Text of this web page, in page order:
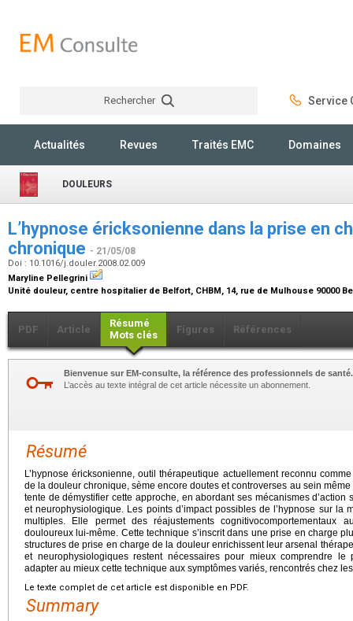
Rechercher Service
Actualités Revues Traités EMC Domaines
DOULEURS
L’hypnose éricksonienne dans la prise en
chronique - 21/05/08
Doi : 10.1016/j.douler.2008.02.009
Maryline Pellegrini
Unité douleur, centre hospitalier de Belfort, CHBM, 14, rue de Mulhouse 90000
PDF Article
Résumé
Mots clés
Figures Références
Bienvenue sur EM-consulte, la référence des professionnels de santé.
L’accès au texte intégral de cet article nécessite un abonnement.
Résumé
L’hypnose éricksonienne, outil thérapeutique actuellement reconnu
de la douleur chronique, sème encore doutes et controverses au sein
tente de démystifier cette approche, en abordant ses mécanismes
et neurophysiologique. Les points d’impact possibles de l’hypnose sur la
multiples. Elle permet des réajustements cognitivocomportementaux
douloureux lui-même. Cette technique s’inscrit dans une prise en charge
structures de prise en charge de la douleur enrichissent leur arsenal
et neurophysiologiques restent nécessaires pour mieux comprendre le
adapter au mieux cette technique aux symptômes variés, rencontrés chez
Le texte complet de cet article est disponible en PDF.
Summary